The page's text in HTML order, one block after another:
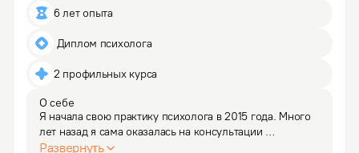
6 лет опыта
Диплом психолога
2 профильных курса
О себе
Я начала свою практику психолога в 2015 года. Много
лет назад я сама оказалась на консультации
у психолога. С этого и начался мой путь. Чем ближе
Развернуть